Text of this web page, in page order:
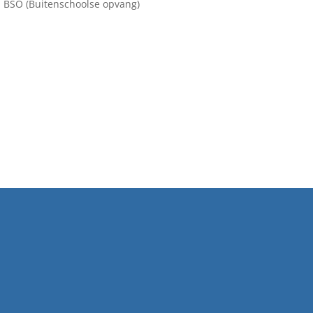
BSO (Buitenschoolse opvang)